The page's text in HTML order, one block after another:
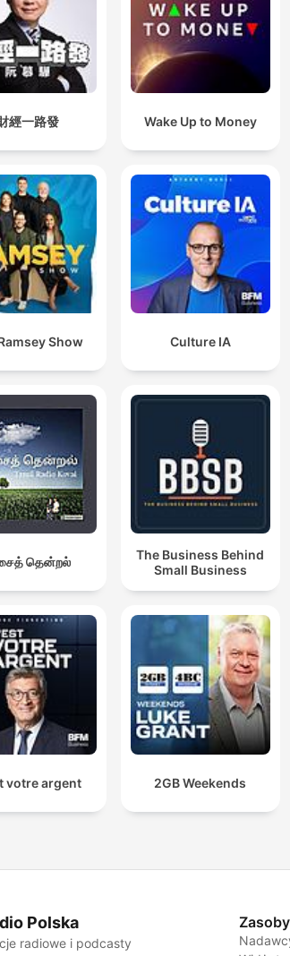
經一路發 Wake Up to Money
Show Culture IA
தென்றல்
The Business Behind
Small Business
votre argent 2GB Weekends
Polska
radiowe i podcasty
Zasoby